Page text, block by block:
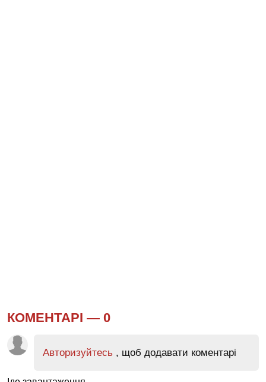
КОМЕНТАРІ — 0
Авторизуйтесь , щоб додавати коментарі